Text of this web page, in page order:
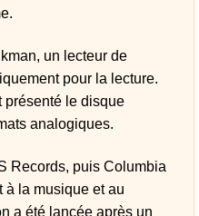
un lecteur de
pour la lecture.
présenté le disque
analogiques.
Records, puis Columbia
à la musique et au
a été lancée après un